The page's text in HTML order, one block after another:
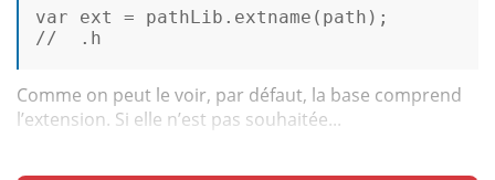
var
//  .h
Comme on peut le voir, par défaut, la base comprend
l’extension. Si elle n’est pas souhaitée...